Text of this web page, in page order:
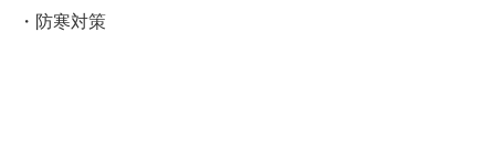
・防寒対策